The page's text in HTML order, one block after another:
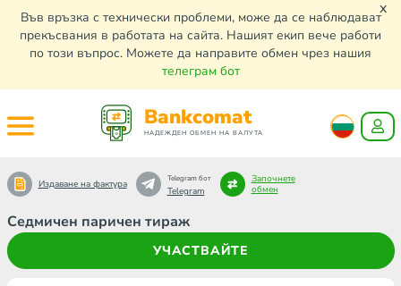
Във връзка с технически проблеми, може да се наблюдават
прекъсвания в работата на сайта. Нашият екип вече работи
по този въпрос. Можете да направите обмен чрез нашия
телеграм бот
x
Bankcomat
НАДЕЖДЕН ОБМЕН НА ВАЛУТА
Седмичен паричен тираж
УЧАСТВАЙТЕ
Издаване на фактура Telegram бот
Telegram
Започнете
обмен